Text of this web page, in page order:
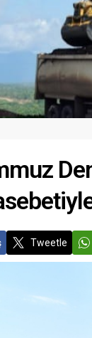
Tweetle